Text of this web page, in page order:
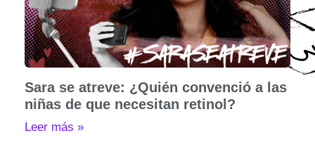
Sara se atreve: ¿Quién convenció a las
niñas de que necesitan retinol?
Leer más »